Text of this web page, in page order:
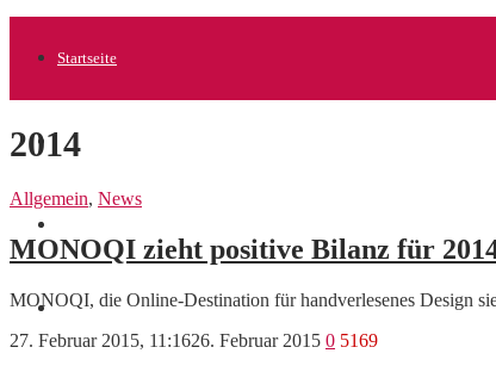
Startseite
Allgemein
News
2014
Allgemein, News
MONOQI zieht positive Bilanz für
MONOQI, die Online-Destination für handverlesenes Design
27. Februar 2015, 11:1626. Februar 2015 0 5169